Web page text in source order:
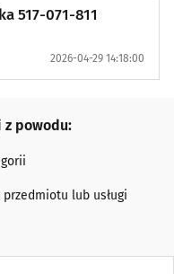
517-071-811
2026-04-29 14:18:00
z powodu:
lub usługi